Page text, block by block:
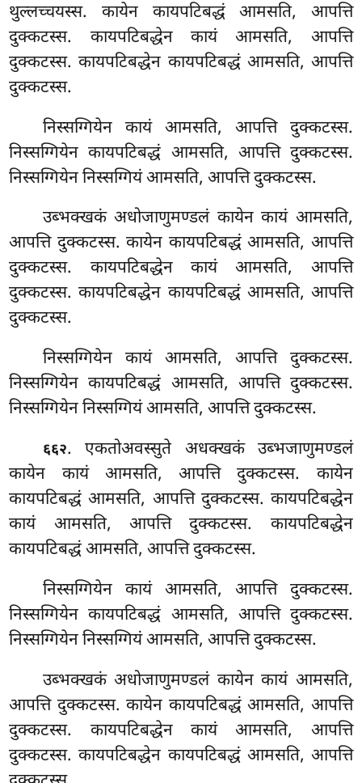
थुल्लच्चयस्स. कायेन कायपटिबद्धं आमसति, आपत्ति
दुक्कटस्स. कायपटिबद्धेन कायं आमसति, आपत्ति
दुक्कटस्स. कायपटिबद्धेन कायपटिबद्धं आमसति, आपत्ति
दुक्कटस्स.
निस्सग्गियेन कायं आमसति, आपत्ति दुक्कटस्स.
निस्सग्गियेन कायपटिबद्धं आमसति, आपत्ति दुक्कटस्स.
निस्सग्गियेननिस्सग्गियं आमसति, आपत्ति दुक्कटस्स.
उब्भक्खकंअधोजाणुमण्डलं कायेन कायं आमसति,
आपत्ति दुक्कटस्स. कायेन कायपटिबद्धं आमसति, आपत्ति
दुक्कटस्स. कायपटिबद्धेन कायं आमसति, आपत्ति
दुक्कटस्स. कायपटिबद्धेन कायपटिबद्धं आमसति, आपत्ति
दुक्कटस्स.
निस्सग्गियेन कायं आमसति, आपत्ति दुक्कटस्स.
निस्सग्गियेन कायपटिबद्धं आमसति, आपत्ति दुक्कटस्स.
निस्सग्गियेन निस्सग्गियं आमसति, आपत्ति दुक्कटस्स.
६६२. एकतोअवस्सुते अधक्खकं उब्भजाणुमण्डलं
कायेन कायं आमसति, आपत्ति दुक्कटस्स. कायेन
कायपटिबद्धं आमसति, आपत्ति दुक्कटस्स. कायपटिबद्धेन
कायं आमसति, आपत्ति दुक्कटस्स. कायपटिबद्धेन
कायपटिबद्धं आमसति, आपत्ति दुक्कटस्स.
निस्सग्गियेन कायं आमसति, आपत्ति दुक्कटस्स.
निस्सग्गियेन कायपटिबद्धं आमसति, आपत्ति दुक्कटस्स.
निस्सग्गियेन निस्सग्गियं आमसति, आपत्ति दुक्कटस्स.
उब्भक्खकं अधोजाणुमण्डलं कायेन कायं आमसति,
आपत्ति दुक्कटस्स. कायेन कायपटिबद्धं आमसति, आपत्ति
दुक्कटस्स. कायपटिबद्धेन कायं आमसति, आपत्ति
दुक्कटस्स. कायपटिबद्धेन कायपटिबद्धं आमसति, आपत्ति